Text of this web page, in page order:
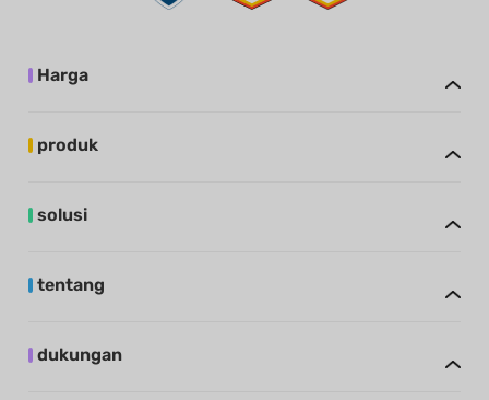
Harga
produk
solusi
tentang
dukungan